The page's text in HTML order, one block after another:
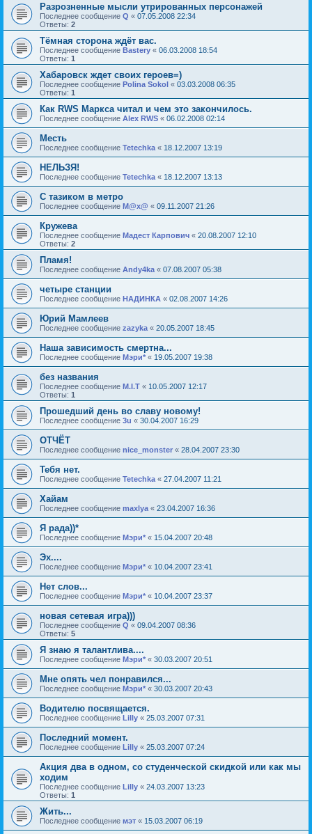
Разрозненные мысли утрированных персонажей
Последнее сообщение Q « 07.05.2008 22:34
Ответы: 2
Тёмная сторона ждёт вас.
Последнее сообщение Bastery « 06.03.2008 18:54
Ответы: 1
Хабаровск ждет своих героев=)
Последнее сообщение Polina Sokol « 03.03.2008 06:35
Ответы: 1
Как RWS Маркса читал и чем это закончилось.
Последнее сообщение Alex RWS « 06.02.2008 02:14
Месть
Последнее сообщение Tetechka « 18.12.2007 13:19
НЕЛЬЗЯ!
Последнее сообщение Tetechka « 18.12.2007 13:13
С тазиком в метро
Последнее сообщение М@х@ « 09.11.2007 21:26
Кружева
Последнее сообщение Мадест Карпович « 20.08.2007 12:10
Ответы: 2
Пламя!
Последнее сообщение Andy4ka « 07.08.2007 05:38
четыре станции
Последнее сообщение НАДИНКА « 02.08.2007 14:26
Юрий Мамлеев
Последнее сообщение zazyka « 20.05.2007 18:45
Наша зависимость смертна...
Последнее сообщение Мэри* « 19.05.2007 19:38
без названия
Последнее сообщение M.I.T « 10.05.2007 12:17
Ответы: 1
Прошедший день во славу новому!
Последнее сообщение 3u « 30.04.2007 16:29
ОТЧЁТ
Последнее сообщение nice_monster « 28.04.2007 23:30
Тебя нет.
Последнее сообщение Tetechka « 27.04.2007 11:21
Хайам
Последнее сообщение maxlya « 23.04.2007 16:36
Я рада))*
Последнее сообщение Мэри* « 15.04.2007 20:48
Эх....
Последнее сообщение Мэри* « 10.04.2007 23:41
Нет слов...
Последнее сообщение Мэри* « 10.04.2007 23:37
новая сетевая игра)))
Последнее сообщение Q « 09.04.2007 08:36
Ответы: 5
Я знаю я талантлива....
Последнее сообщение Мэри* « 30.03.2007 20:51
Мне опять чел понравился...
Последнее сообщение Мэри* « 30.03.2007 20:43
Водителю посвящается.
Последнее сообщение Lilly « 25.03.2007 07:31
Последний момент.
Последнее сообщение Lilly « 25.03.2007 07:24
Акция два в одном, со студенческой скидкой или как мы
ходим
Последнее сообщение Lilly « 24.03.2007 13:23
Ответы: 1
Жить...
Последнее сообщение мэт « 15.03.2007 06:19